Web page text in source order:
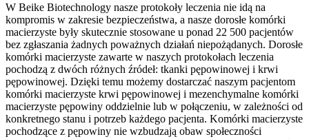
W Beike Biotechnology nasze protokoły leczenia nie idą na
kompromis w zakresie bezpieczeństwa, a nasze dorosłe komórki
macierzyste były skutecznie stosowane u ponad 22 500 pacjentów
bez zgłaszania żadnych poważnych działań niepożądanych. Dorosłe
komórki macierzyste zawarte w naszych protokołach leczenia
pochodzą z dwóch różnych źródeł: tkanki pępowinowej i krwi
pępowinowej. Dzięki temu możemy dostarczać naszym pacjentom
komórki macierzyste krwi pępowinowej i mezenchymalne komórki
macierzyste pępowiny oddzielnie lub w połączeniu, w zależności od
konkretnego stanu i potrzeb każdego pacjenta. Komórki macierzyste
pochodzące z pępowiny nie wzbudzają obaw społeczności